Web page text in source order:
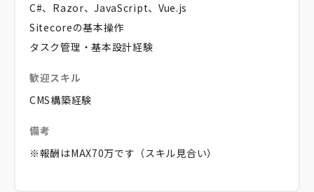
C#、Razor、JavaScript、Vue.js
Sitecoreの基本操作
タスク管理・基本設計経験
歓迎スキル
CMS構築経験
備考
※報酬はMAX70万です（スキル見合い）